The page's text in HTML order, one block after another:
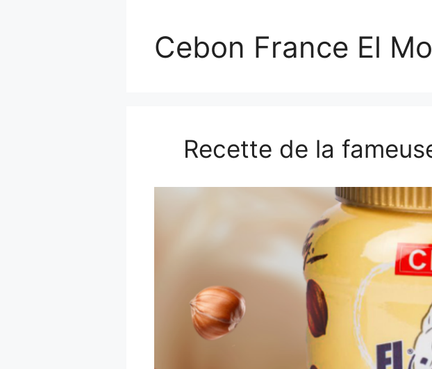
Cebon France El
Recette de la